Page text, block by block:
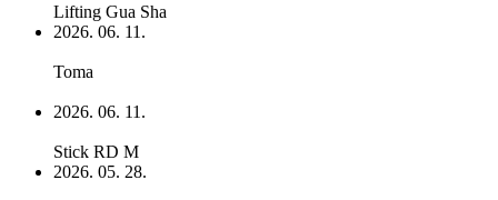
Lifting Gua Sha
2026. 06. 11.
Toma
2026. 06. 11.
Stick RD M
2026. 05. 28.